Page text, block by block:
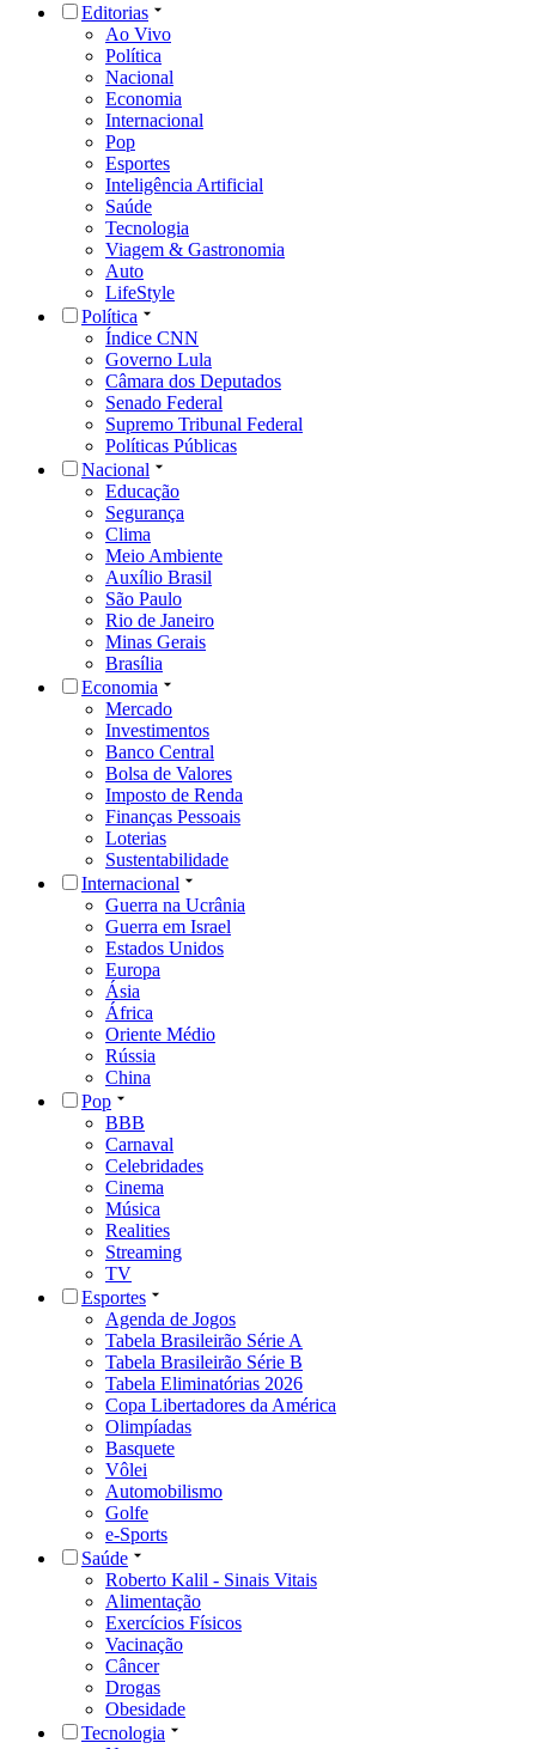
Editorias
Ao Vivo
Política
Nacional
Economia
Internacional
Pop
Esportes
Inteligência Artificial
Saúde
Tecnologia
Viagem & Gastronomia
Auto
LifeStyle
Política
Índice CNN
Governo Lula
Câmara dos Deputados
Senado Federal
Supremo Tribunal Federal
Políticas Públicas
Nacional
Educação
Segurança
Clima
Meio Ambiente
Auxílio Brasil
São Paulo
Rio de Janeiro
Minas Gerais
Brasília
Economia
Mercado
Investimentos
Banco Central
Bolsa de Valores
Imposto de Renda
Finanças Pessoais
Loterias
Sustentabilidade
Internacional
Guerra na Ucrânia
Guerra em Israel
Estados Unidos
Europa
Ásia
África
Oriente Médio
Rússia
China
Pop
BBB
Carnaval
Celebridades
Cinema
Música
Realities
Streaming
TV
Esportes
Agenda de Jogos
Tabela Brasileirão Série A
Tabela Brasileirão Série B
Tabela Eliminatórias 2026
Copa Libertadores da América
Olimpíadas
Basquete
Vôlei
Automobilismo
Golfe
e-Sports
Saúde
Roberto Kalil - Sinais Vitais
Alimentação
Exercícios Físicos
Vacinação
Câncer
Drogas
Obesidade
Tecnologia